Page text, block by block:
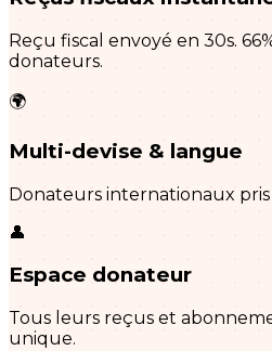
Reçu fiscal envoyé en 30s.
donateurs.
🌍
Multi-devise & langue
Donateurs internationaux
👤
Espace donateur
Tous leurs reçus et
unique.